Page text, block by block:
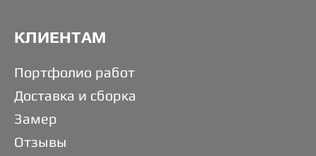
КЛИЕНТАМ
Портфолио работ
Доставка и сборка
Замер
Отзывы